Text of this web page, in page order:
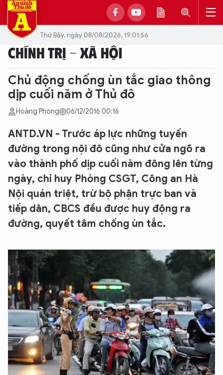
Thứ Bảy, ngày 08/08/2026, 19:01:56
CHÍNH TRỊ - XÃ HỘI
Chủ động chống ùn tắc giao thông
dịp cuối năm ở Thủ đô
Hoàng Phong 06/12/2016 00:16
ANTD.VN - Trước áp lực những tuyến
đường trong nội đô cũng như cửa ngõ ra
vào thành phố dịp cuối năm đông lên từng
ngày, chỉ huy Phòng CSGT, Công an Hà
Nội quán triệt, trừ bộ phận trực ban và
tiếp dân, CBCS đều được huy động ra
đường, quyết tâm chống ùn tắc.